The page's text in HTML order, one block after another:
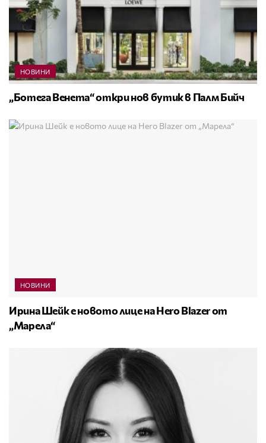
НОВИНИ
„Ботега Венета“ откри нов бутик в Палм Бийч
НОВИНИ
Ирина Шейк е новото лице на Hero Blazer от
„Марела“